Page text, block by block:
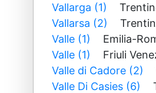
Vallarga (1)
Vallarsa (2)
Valle (1)
Emilia-
Valle (1)
Friuli
Valle di Cadore (2)
Valle Di Casies (6)